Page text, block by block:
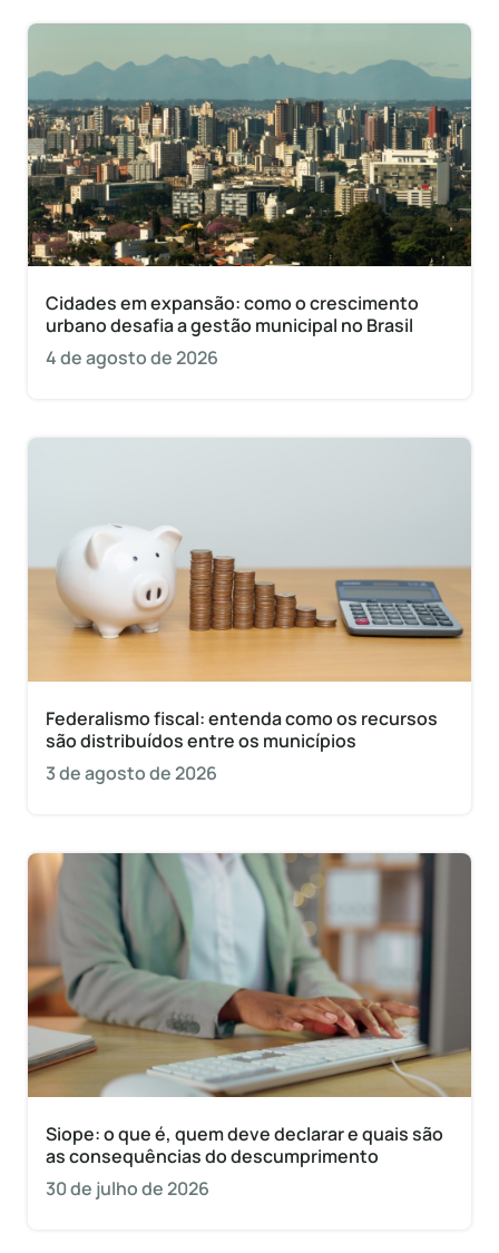
Cidades em expansão: como o crescimento
urbano desafia a gestão municipal no Brasil
4 de agosto de 2026
Federalismo fiscal: entenda como os recursos
são distribuídos entre os municípios
3 de agosto de 2026
Siope: o que é, quem deve declarar e quais são
as consequências do descumprimento
30 de julho de 2026